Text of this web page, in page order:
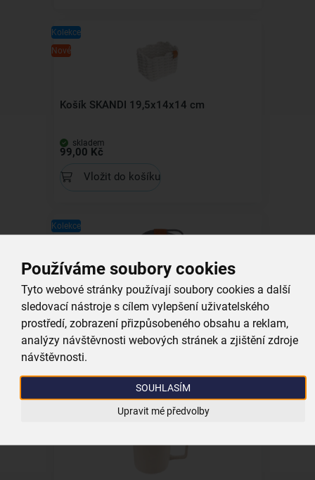
Používáme soubory cookies
Tyto webové stránky používají soubory cookies a další
sledovací nástroje s cílem vylepšení uživatelského
prostředí, zobrazení přizpůsobeného obsahu a reklam,
analýzy návštěvnosti webových stránek a zjištění zdroje
návštěvnosti.
SOUHLASÍM
Upravit mé předvolby
Kolekce
Nové
Košík SKANDI 19,5x14x14 cm
skladem
99,00 Kč
Vložit do košíku
Kolekce
Dekorativní podložka pr. 21 cm
skladem
79,00 Kč